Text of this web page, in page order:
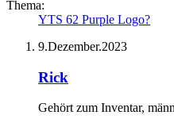
Thema:
YTS 62 Purple Logo?
9.Dezember.2023
Rick
Gehört zum Inventar,